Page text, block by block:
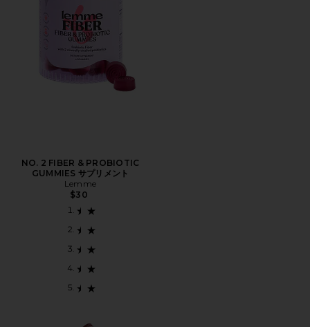
NO. 2 FIBER & PROBIOTIC
GUMMIES サプリメント
Lemme
$30